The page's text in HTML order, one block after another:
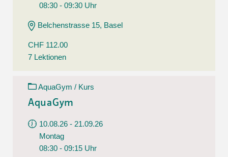
08:30 - 09:30 Uhr
Belchenstrasse 15, Basel
CHF 112.00
7 Lektionen
AquaGym / Kurs
AquaGym
10.08.26 - 21.09.26
Montag
08:30 - 09:15 Uhr